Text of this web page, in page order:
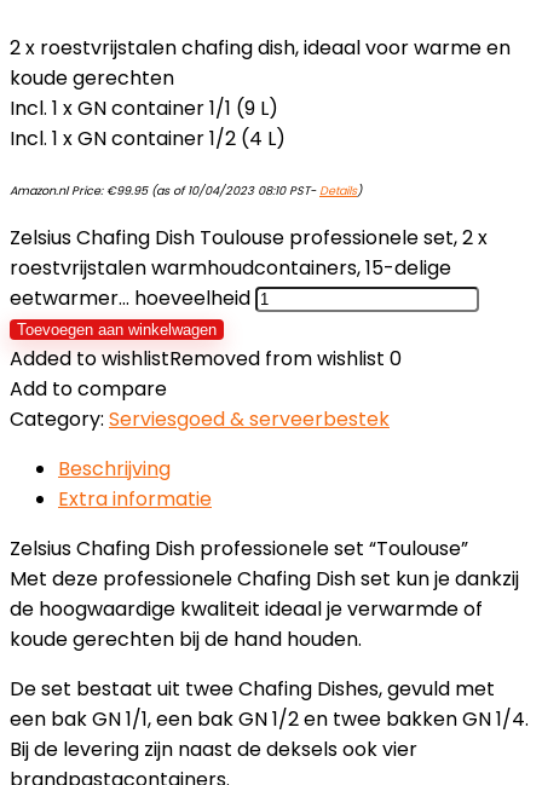
2 x roestvrijstalen chafing dish, ideaal voor warme en
koude gerechten
Incl. 1 x GN container 1/1 (9 L)
Incl. 1 x GN container 1/2 (4 L)
Amazon.nl Price: €99.95(as of 10/04/2023 08:10 PST-Details)
Zelsius Chafing Dish Toulouse professionele set, 2 x
roestvrijstalen warmhoudcontainers, 15-delige
eetwarmer… hoeveelheid
Toevoegen aan winkelwagen
Added to wishlistRemoved from wishlist 0
Add to compare
Category: Serviesgoed & serveerbestek
Beschrijving
Extra informatie
Zelsius Chafing Dish professionele set “Toulouse”
Met deze professionele Chafing Dish set kun je dankzij
de hoogwaardige kwaliteit ideaal je verwarmde of
koude gerechten bij de hand houden.
De set bestaat uit twee Chafing Dishes, gevuld met
een bak GN 1/1, een bak GN 1/2 en twee bakken GN 1/4.
Bij de levering zijn naast de deksels ook vier